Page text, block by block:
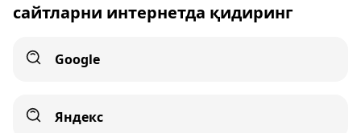
сайтларни интернетда қидиринг
Google
Яндекс